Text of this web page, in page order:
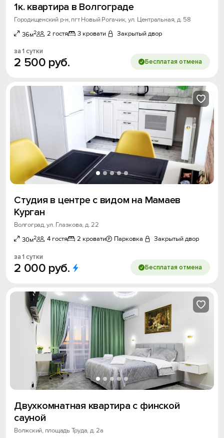
1к. квартира в Волгограде
Городищенский р-н, пгт Новый Рогачик, ул. Центральная, д. 58
36м2 2 гостя 3 кровати Закрытый двор
за 1 сутки
2 500 руб. Бесплатая отмена
Студия в центре с видом на Мамаев
Курган
Волгоград, ул. Глазкова, д. 22
30м2 4 гостя 2 кровати Парковка Закрытый двор
за 1 сутки
2 000 руб. Бесплатая отмена
Двухкомнатная квартира с финской
сауной
Волжский, площадь Труда, д. 2а